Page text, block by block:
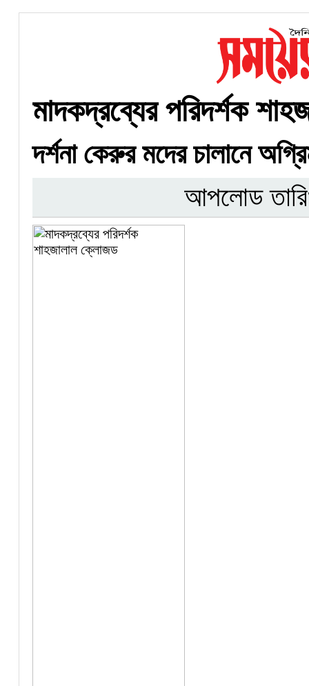
মাদকদ্রব্যের পরিদর্শক
দর্শনা কেরুর মদের চালানে
আপলোড